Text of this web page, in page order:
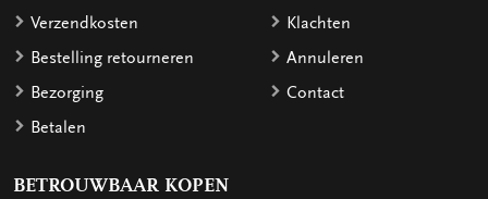
Verzendkosten
Bestelling retourneren
Bezorging
Betalen
Klachten
Annuleren
Contact
BETROUWBAAR KOPEN